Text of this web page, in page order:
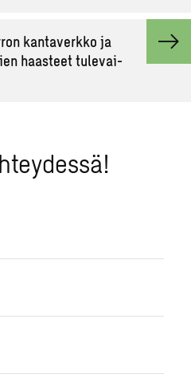
kan­ta­verk­ko ja
haas­teet tu­le­vai­